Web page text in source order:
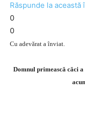
Răspunde la această
0
0
Cu adevărat a înviat.
Domnul primească căci